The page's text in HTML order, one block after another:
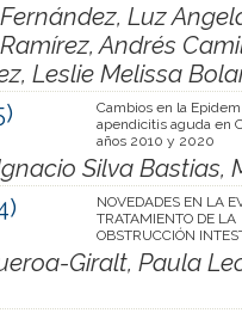
Luz
Andrés
Leslie Melissa
Cambios en la
apendicitis aguda en
años 2010 y 2020
Silva Bastias,
NOVEDADES EN LA
TRATAMIENTO DE LA
OBSTRUCCIÓN
Giralt, Paula